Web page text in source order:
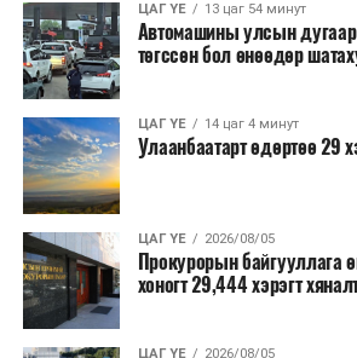
ЦАГ ҮЕ 13 цаг 54 минут
Автомашины улсын дугаар
төгссөн бол өнөөдөр
ЦАГ ҮЕ 14 цаг 4 минут
Улаанбаатарт өдөртөө 29
ЦАГ ҮЕ 2026/08/05
Прокурорын байгууллага
хоногт 29,444 хэрэгт
ЦАГ ҮЕ 2026/08/05